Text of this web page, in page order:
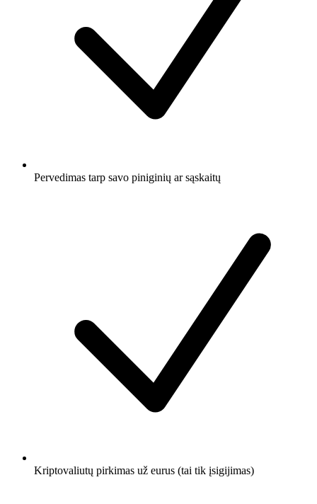
Pervedimas tarp savo piniginių ar sąskaitų
Kriptovaliutų pirkimas už eurus (tai tik įsigijimas)